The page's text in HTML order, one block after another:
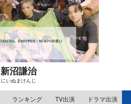
M
u
新沼謙治
にいぬまけんじ
ランキング TV出演 ドラマ出演